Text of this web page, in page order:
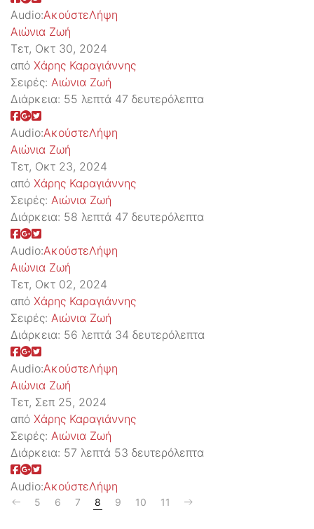
Audio:ΑκούστεΛήψη
Αιώνια Ζωή
Τετ, Οκτ 30, 2024
από Χάρης Καραγιάννης
Σειρές: Αιώνια Ζωή
Διάρκεια: 55 λεπτά 47 δευτερόλεπτα
Audio:ΑκούστεΛήψη
Αιώνια Ζωή
Τετ, Οκτ 23, 2024
από Χάρης Καραγιάννης
Σειρές: Αιώνια Ζωή
Διάρκεια: 58 λεπτά 47 δευτερόλεπτα
Audio:ΑκούστεΛήψη
Αιώνια Ζωή
Τετ, Οκτ 02, 2024
από Χάρης Καραγιάννης
Σειρές: Αιώνια Ζωή
Διάρκεια: 56 λεπτά 34 δευτερόλεπτα
Audio:ΑκούστεΛήψη
Αιώνια Ζωή
Τετ, Σεπ 25, 2024
από Χάρης Καραγιάννης
Σειρές: Αιώνια Ζωή
Διάρκεια: 57 λεπτά 53 δευτερόλεπτα
Audio:ΑκούστεΛήψη
5 6 7 8 9 10 11